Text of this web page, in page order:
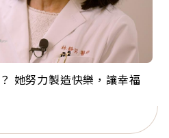
她努力製造快樂，讓幸福
台灣奉獻36年 「台灣是我
！」
灣找快樂！「蛋黃哥小
萬爺奶：退休後才開始真
成為全球最年長羽球選
是「這個」
手阿伯拉小提琴還登上小